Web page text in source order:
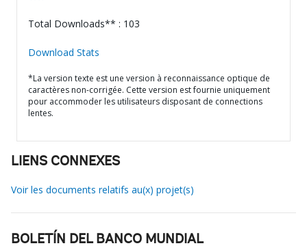
Total Downloads** : 103
Download Stats
*La version texte est une version à reconnaissance optique de
caractères non-corrigée. Cette version est fournie uniquement
pour accommoder les utilisateurs disposant de connections
lentes.
LIENS CONNEXES
Voir les documents relatifs au(x) projet(s)
BOLETÍN DEL BANCO MUNDIAL